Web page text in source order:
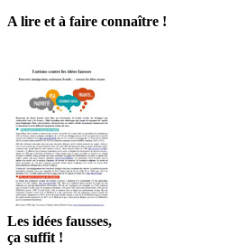
A lire et à faire connaître !
Les idées fausses,
ça suffit !